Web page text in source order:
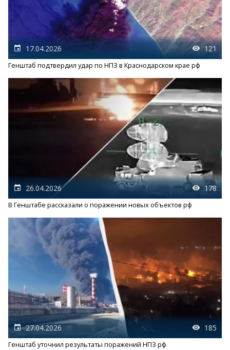
17.04.2026 121
Генштаб подтвердил удар по НПЗ в Краснодарском крае рф
26.04.2026 178
В Генштабе рассказали о поражении новых объектов рф
27.04.2026 185
Генштаб уточнил результаты поражений НПЗ рф